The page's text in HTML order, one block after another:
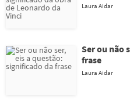
Laura Aidar
Ser ou não
frase
Laura Aidar